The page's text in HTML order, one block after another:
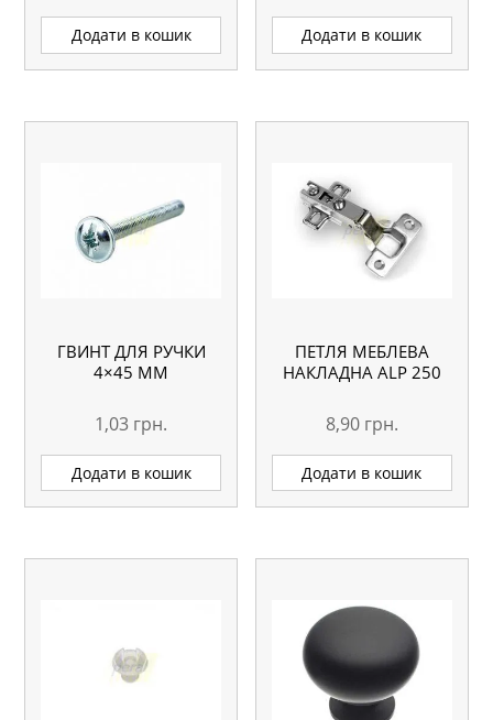
Додати в кошик Додати в кошик
ГВИНТ ДЛЯ РУЧКИ
4×45 ММ
1,03 грн.
Додати в кошик
ПЕТЛЯ МЕБЛЕВА
НАКЛАДНА ALP 250
8,90 грн.
Додати в кошик